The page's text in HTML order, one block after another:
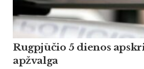
Rugpjūčio 5 dienos
apžvalga